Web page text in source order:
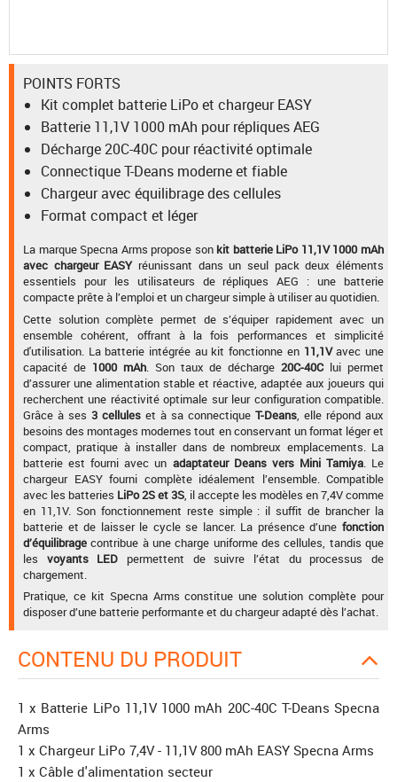
POINTS FORTS
Kit complet batterie LiPo et chargeur EASY
Batterie 11,1V 1000 mAh pour répliques AEG
Décharge 20C-40C pour réactivité optimale
Connectique T-Deans moderne et fiable
Chargeur avec équilibrage des cellules
Format compact et léger
La marque Specna Arms propose son kit batterie LiPo 11,1V 1000 mAh
avec chargeur EASYréunissant dans un seul pack deux éléments
essentiels pour les utilisateurs de répliques AEG : une batterie
compacte prête à l’emploi et un chargeur simple à utiliser au quotidien.
Cette solution complète permet de s’équiper rapidement avec un
ensemble cohérent, offrant à la fois performances et simplicité
d'utilisation. La batterie intégrée au kit fonctionne en 11,1Vavec une
capacité de 1000 mAh. Son taux de décharge20C-40Clui permet
d’assurer une alimentation stable et réactive, adaptée aux joueurs qui
recherchent une réactivité optimale sur leur configuration compatible.
Grâce à ses 3 cellules et à sa connectique T-Deans, elle répond aux
besoins des montages modernes tout en conservant un format léger et
compact, pratique à installer dans de nombreux emplacements. La
batterie est fourni avec un adaptateur Deans vers Mini Tamiya. Le
chargeur EASY fourni complète idéalement l’ensemble. Compatible
avec les batteries LiPo 2S et 3S, il accepte les modèles en 7,4V comme
en 11,1V. Son fonctionnement reste simple : il suffit de brancher la
batterie et de laisser le cycle se lancer. La présence d’une fonction
d’équilibrage contribue à une charge uniforme des cellules, tandis que
les voyants LED permettent de suivre l’état du processus de
chargement.
Pratique, ce kit Specna Arms constitue une solution complète pour
disposer d’une batterie performante et du chargeur adapté dès l’achat.
CONTENU DU PRODUIT
1 x Batterie LiPo 11,1V 1000 mAh 20C-40C T-Deans Specna
Arms
1 x Chargeur LiPo 7,4V - 11,1V 800 mAh EASY Specna Arms
1 x Câble d'alimentation secteur